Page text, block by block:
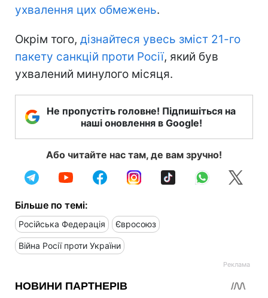
ухвалення цих обмежень.
Окрім того, дізнайтеся увесь зміст 21-го
пакету санкцій проти Росії, який був
ухвалений минулого місяця.
Не пропустіть головне! Підпишіться на
наші оновлення в Google!
Або читайте нас там, де вам зручно!
Більше по темі:
Російська Федерація Євросоюз
Війна Росії проти України